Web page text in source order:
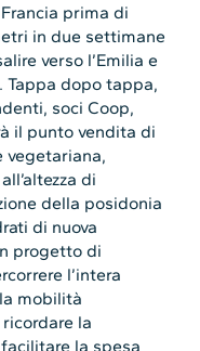
prima di
in due settimane
verso l’Emilia e
Tappa dopo tappa,
soci Coop,
il punto vendita di
vegetariana,
di
della posidonia
di nuova
progetto di
l’intera
mobilità
la
la spesa